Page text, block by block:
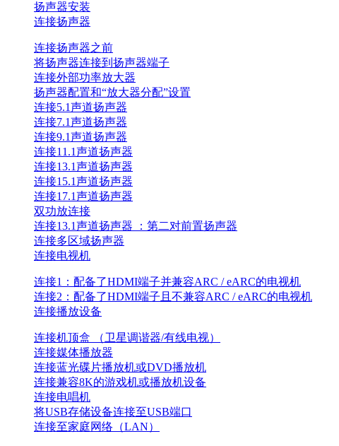
扬声器安装
连接扬声器
连接扬声器之前
将扬声器连接到扬声器端子
连接外部功率放大器
扬声器配置和“放大器分配”设置
连接5.1声道扬声器
连接7.1声道扬声器
连接9.1声道扬声器
连接11.1声道扬声器
连接13.1声道扬声器
连接15.1声道扬声器
连接17.1声道扬声器
双功放连接
连接13.1声道扬声器 ：第二对前置扬声器
连接多区域扬声器
连接电视机
连接1：配备了HDMI端子并兼容ARC / eARC的电视机
连接2：配备了HDMI端子且不兼容ARC / eARC的电视机
连接播放设备
连接机顶盒 （卫星调谐器/有线电视）
连接媒体播放器
连接蓝光碟片播放机或DVD播放机
连接兼容8K的游戏机或播放机设备
连接电唱机
将USB存储设备连接至USB端口
连接至家庭网络（LAN）